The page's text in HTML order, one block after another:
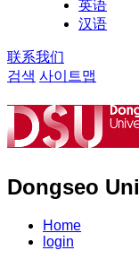
英语
汉语
联系我们
검색 사이트맵
Dongseo
Home
login